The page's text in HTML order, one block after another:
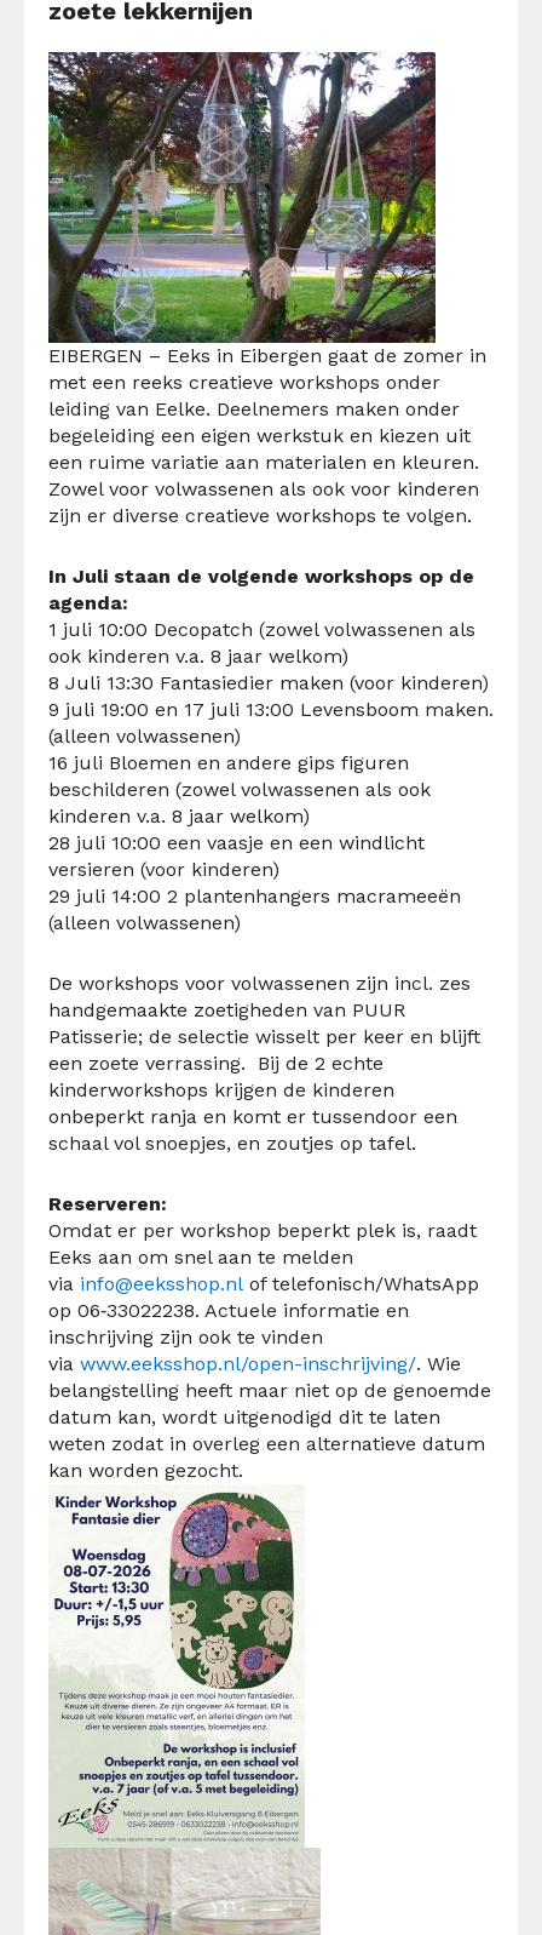
zoete lekkernijen
EIBERGEN – Eeks in Eibergen gaat de zomer in
met een reeks creatieve workshops onder
leiding van Eelke. Deelnemers maken onder
begeleiding een eigen werkstuk en kiezen uit
een ruime variatie aan materialen en kleuren.
Zowel voor volwassenen als ook voor kinderen
zijn er diverse creatieve workshops te volgen.
In Juli staan de volgende workshops op de
agenda:
1 juli 10:00 Decopatch (zowel volwassenen als
ook kinderen v.a. 8 jaar welkom)
8 Juli 13:30 Fantasiedier maken (voor kinderen)
9 juli 19:00 en 17 juli 13:00 Levensboom maken.
(alleen volwassenen)
16 juli Bloemen en andere gips figuren
beschilderen (zowel volwassenen als ook
kinderen v.a. 8 jaar welkom)
28 juli 10:00 een vaasje en een windlicht
versieren (voor kinderen)
29 juli 14:00 2 plantenhangers macrameeën
(alleen volwassenen)
De workshops voor volwassenen zijn incl. zes
handgemaakte zoetigheden van PUUR
Patisserie; de selectie wisselt per keer en blijft
een zoete verrassing. Bij de 2 echte
kinderworkshops krijgen de kinderen
onbeperkt ranja en komt er tussendoor een
schaal vol snoepjes, en zoutjes op tafel.
Reserveren:
Omdat er per workshop beperkt plek is, raadt
Eeks aan om snel aan te melden
via info@eeksshop.nl of telefonisch/WhatsApp
op 06‑33022238. Actuele informatie en
inschrijving zijn ook te vinden
via www.eeksshop.nl/open-inschrijving/. Wie
belangstelling heeft maar niet op de genoemde
datum kan, wordt uitgenodigd dit te laten
weten zodat in overleg een alternatieve datum
kan worden gezocht.